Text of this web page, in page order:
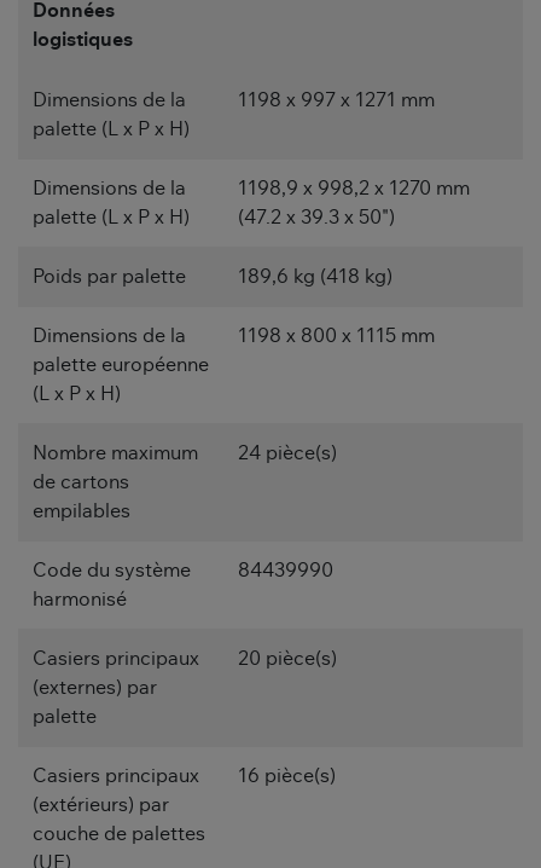
Données
logistiques
Dimensions de la
palette (L x P x H)
1198 x 997 x 1271 mm
Dimensions de la
palette (L x P x H)
1198,9 x 998,2 x 1270 mm
(47.2 x 39.3 x 50")
Poids par palette 189,6 kg (418 kg)
Dimensions de la
palette européenne
(L x P x H)
1198 x 800 x 1115 mm
Nombre maximum
de cartons
empilables
24 pièce(s)
Code du système
harmonisé
84439990
Casiers principaux
(externes) par
palette
20 pièce(s)
Casiers principaux
(extérieurs) par
couche de palettes
(UE)
16 pièce(s)